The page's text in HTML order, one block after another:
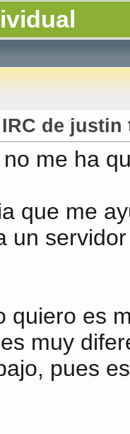
de justin
me ha
que me
un
quiero es
muy
pues